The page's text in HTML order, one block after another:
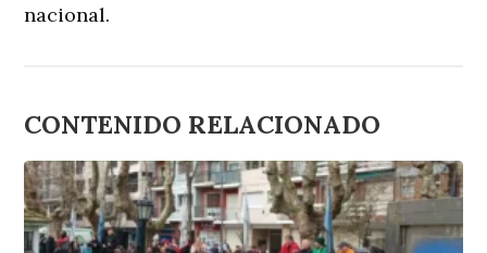
nacional.
CONTENIDO RELACIONADO